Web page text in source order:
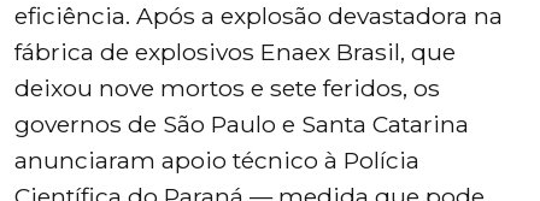
eficiência. Após a explosão devastadora na
fábrica de explosivos Enaex Brasil, que
deixou nove mortos e sete feridos, os
governos de São Paulo e Santa Catarina
anunciaram apoio técnico à Polícia